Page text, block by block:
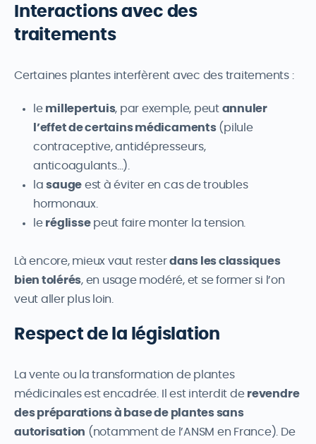
Interactions avec des
traitements
Certaines plantes interfèrent avec des traitements :
le millepertuis, par exemple, peut annuler
l’effet de certains médicaments(pilule
contraceptive, antidépresseurs,
anticoagulants…).
lasauge est à éviter en cas de troubles
hormonaux.
le réglissepeut faire monter la tension.
Là encore, mieux vaut resterdans les classiques
bien tolérés, en usage modéré, et se former si l’on
veut aller plus loin.
Respect de la législation
La vente ou la transformation de plantes
médicinales est encadrée. Il est interdit de revendre
des préparations à base de plantes sans
autorisation (notamment de l’ANSM en France). De